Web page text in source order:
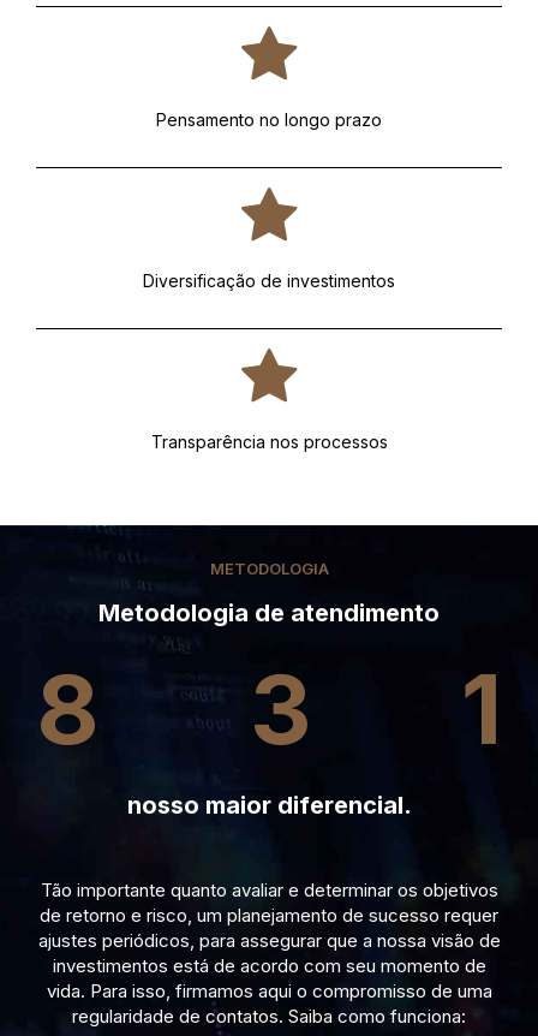
Pensamento no longo prazo
Diversificação de investimentos
Transparência nos processos
METODOLOGIA
Metodologia de atendimento
8 3 1
nosso maior diferencial.
Tão importante quanto avaliar e determinar os objetivos
de retorno e risco, um planejamento de sucesso requer
ajustes periódicos, para assegurar que a nossa visão de
investimentos está de acordo com seu momento de
vida. Para isso, firmamos aqui o compromisso de uma
regularidade de contatos. Saiba como funciona: